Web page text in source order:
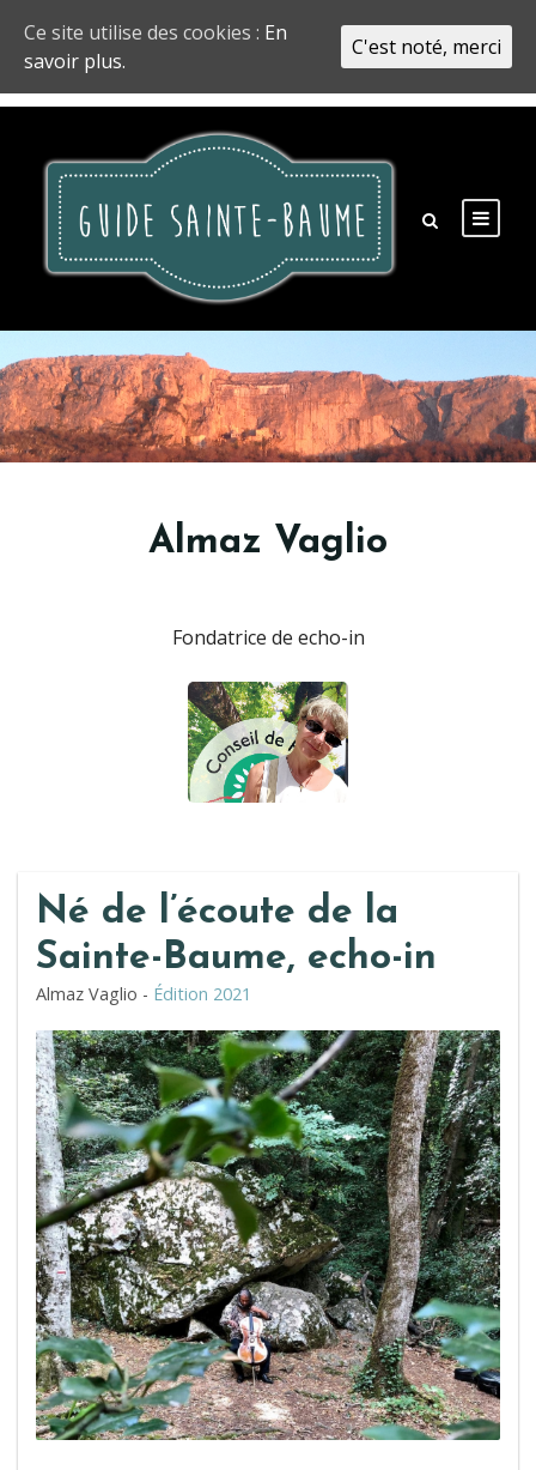
Almaz Vaglio
Fondatrice de echo-in
Né de l’écoute de la
Sainte-Baume, echo-in
Almaz Vaglio - Édition 2021
Ce site utilise des cookies : En
savoir plus.
C'est noté, merci